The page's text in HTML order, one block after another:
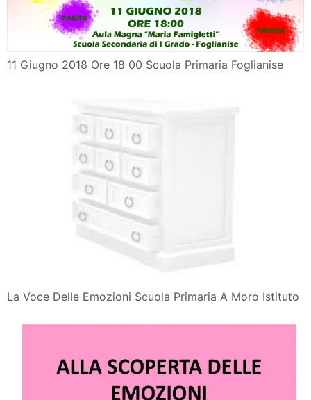
11 Giugno 2018 Ore 18 00 Scuola Primaria Foglianise
La Voce Delle Emozioni Scuola Primaria A Moro Istituto